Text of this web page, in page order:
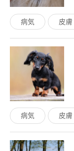
病気 皮膚
病気 皮膚